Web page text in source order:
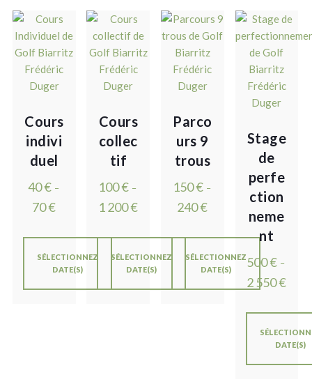
Cours
indivi
duel
40€ –
70€
SÉLECTIONNEZ
DATE(S)
Cours
collec
tif
100€ –
1 200€
SÉLECTIONNEZ
DATE(S)
Parco
urs 9
trous
150€ –
240€
SÉLECTIONNEZ
DATE(S)
Stage
de
perfe
ction
neme
nt
500€ –
2 550€
DATE(S)